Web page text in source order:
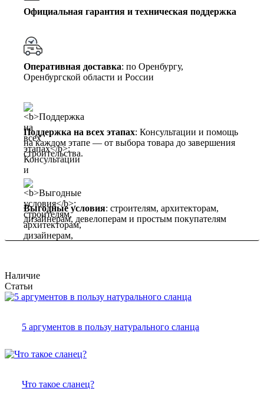
Официальная гарантия и техническая поддержка
Оперативная доставка: по Оренбургу,
Оренбургской области и России
Поддержка на всех этапах: Консультации и помощь
на каждом этапе — от выбора товара до завершения
строительства.
Выгодные условия: строителям, архитекторам,
дизайнерам, девелоперам и простым покупателям
Наличие
Статьи
5 аргументов в пользу натурального сланца
Что такое сланец?